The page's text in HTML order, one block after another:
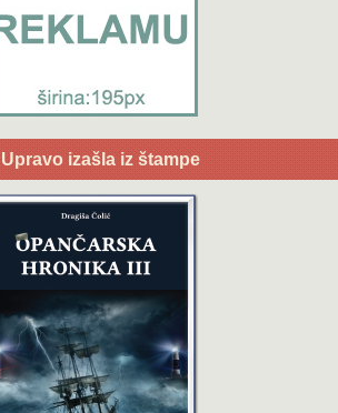
Upravo izašla iz štampe